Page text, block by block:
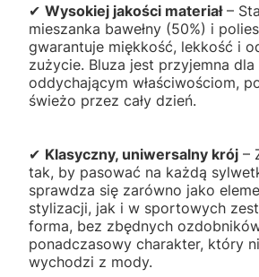
✔ Wysokiej jakości materiał–
mieszanka bawełny (50%) i
gwarantuje miękkość, lekkość i
zużycie. Bluza jest przyjemna
oddychającym właściwościom,
świeżo przez cały dzień.
✔ Klasyczny, uniwersalny krój –
tak, by pasować na każdą
sprawdza się zarówno jako
stylizacji, jak i w sportowych
forma, bez zbędnych
ponadczasowy charakter, który
wychodzi z mody.